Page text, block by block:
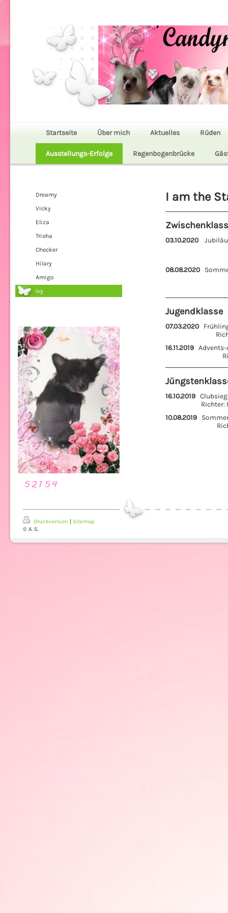
Startseite Über mich Aktuelles Rüden
Ausstellungs-Erfolge Regenbogenbrücke
Dreamy
Vicky
Eliza
Trisha
Checker
Hilary
Amigo
Ivy
I am the
03.10.2020
08.08.2020
Jugendklasse
07.03.2020
16.11.2019 Advents-
16.10.2019
10.08.2019
Druckversion | Sitemap
© A. S.